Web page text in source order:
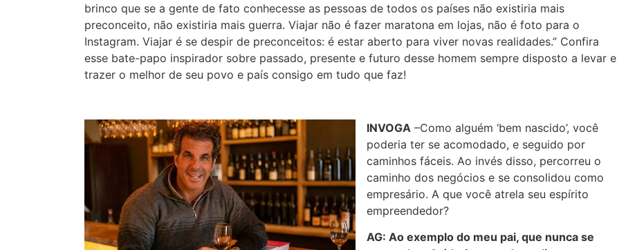
brinco que se a gente de fato conhecesse as pessoas de todos os países não existiria mais
preconceito, não existiria mais guerra. Viajar não é fazer maratona em lojas, não é foto para o
Instagram. Viajar é se despir de preconceitos: é estar aberto para viver novas realidades.” Confira
esse bate-papo inspirador sobre passado, presente e futuro desse homem sempre disposto a levar e
trazer o melhor de seu povo e país consigo em tudo que faz!
INVOGA –Como alguém ‘bem nascido’, você
poderia ter se acomodado, e seguido por
caminhos fáceis. Ao invés disso, percorreu o
caminho dos negócios e se consolidou como
empresário. A que você atrela seu espírito
empreendedor?
AG: Ao exemplo do meu pai, que nunca se